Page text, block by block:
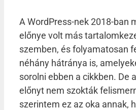
A WordPress-nek 2018-ban
előnye volt más
szemben, és folyamatosan
néhány hátránya is,
sorolni ebben a cikkben. De
előnyt nem szokták
szerintem ez az oka annak,